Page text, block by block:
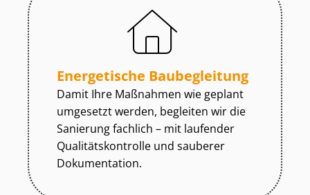
Energetische Baubegleitung
Damit Ihre Maßnahmen wie geplant
umgesetzt werden, begleiten wir die
Sanierung fachlich – mit laufender
Qua­li­täts­kon­trol­le und sauberer
Dokumentation.